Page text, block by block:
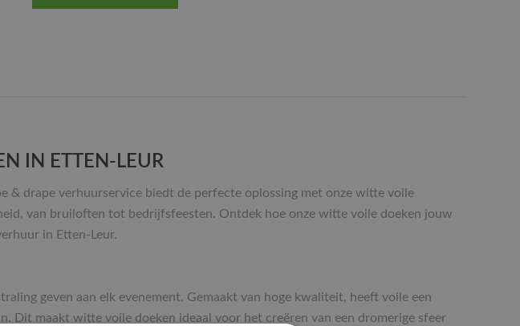
IN ETTEN-LEUR
& drape verhuurservice biedt de perfecte oplossing met onze witte voile
van bruiloften tot bedrijfsfeesten. Ontdek hoe onze witte voile doeken jouw
in Etten-Leur.
geven aan elk evenement. Gemaakt van hoge kwaliteit, heeft voile een
maakt witte voile doeken ideaal voor het creëren van een dromerige sfeer